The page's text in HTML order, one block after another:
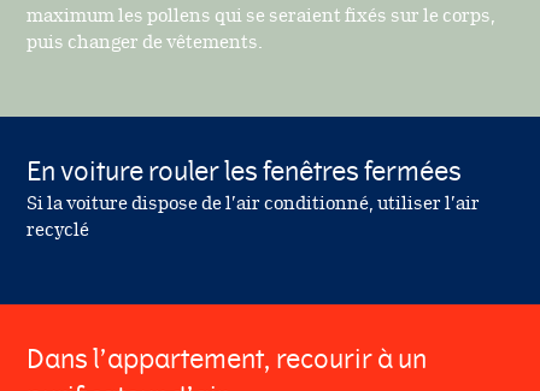
maximum les pollens qui se seraient fixés sur le corps,
puis changer de vêtements.
En voiture rouler les fenêtres fermées
Si la voiture dispose de l’air conditionné, utiliser l’air
recyclé
Dans l’appartement, recourir à un